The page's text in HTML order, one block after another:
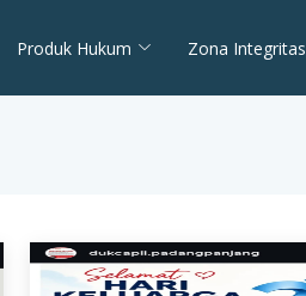
Produk Hukum Zona Integritas